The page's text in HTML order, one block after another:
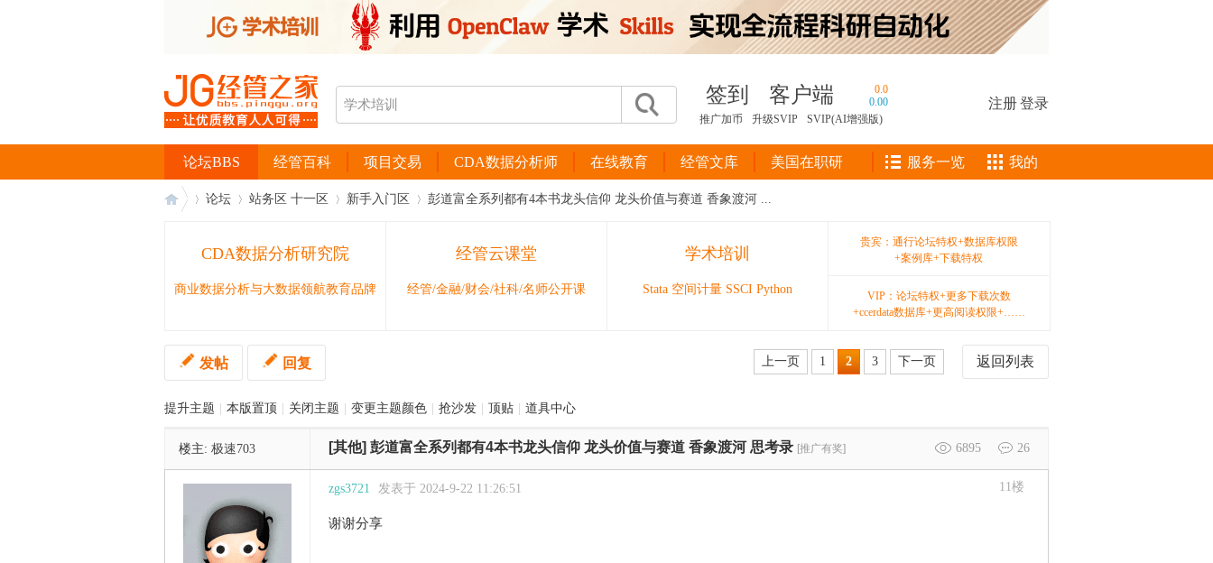
签到 客户端
0.0
0.00
推广加币
升级SVIP SVIP(AI增强版)
注册登录
经管百科 项目交易 CDA数据分析师 在线教育 经管文库 美国在职研
论坛BBS 服务一览 我的
论坛 站务区 十一区 新手入门区 彭道富全系列都有4本书龙头信仰 龙头价值与赛道 香象渡河 ...
CDA数据分析研究院
商业数据分析与大数据领航教育品牌
经管云课堂
经管/金融/财会/社科/名师公开课
学术培训
Stata 空间计量 SSCI Python
贵宾：通行论坛特权+数据库权限
+案例库+下载特权
VIP：论坛特权+更多下载次数
+ccerdata数据库+更高阅读权限+……
返回列表
上一页 1 2 3 下一页
发帖 回复
提升主题 本版置顶 关闭主题 变更主题颜色 抢沙发 顶贴 道具中心
楼主: 极速703 6895 26
[其他] 彭道富全系列都有4本书龙头信仰 龙头价值与赛道 香象渡河 思考录 [推广有奖]
11楼
zgs3721 发表于 2024-9-22 11:26:51
谢谢分享